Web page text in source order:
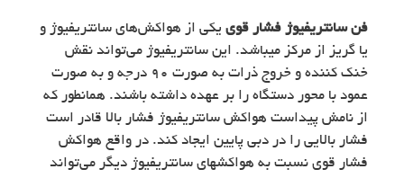
فن سانتریفیوژ فشار قوی یکی از هواکش‌های سانتریفیوژ و
یا گریز از مرکز میباشد. این سانتریفیوژ می‌تواند نقش
خنک کننده و خروج ذرات به صورت ۹۰ درجه و به صورت
عمود با محور دستگاه را بر عهده داشته باشند. همانطور که
از نامش پیداست هواکش سانتریفیوژ فشار بالا قادر است
فشار بالایی را در دبی پایین ایجاد کند. در واقع هواکش
فشار قوی نسبت به هواکشهای سانتریفیوژ دیگر می‌تواند